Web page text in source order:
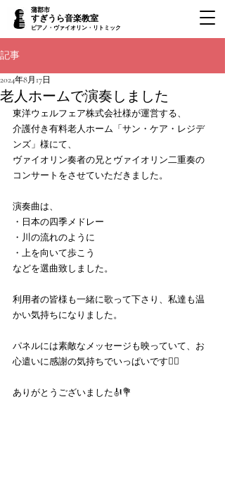
蒲郡市
すぎうら音楽教室
ピアノ・ヴァイオリン・リトミック
記事
老人ホームで演奏しました
2024年8月17日
東洋ウェルフェア株式会社様が運営する、
介護付き有料老人ホーム「サン・ケア・レジデ
ンズ」様にて、
ヴァイオリン奏者の兄とヴァイオリン二重奏の
コンサートをさせていただきました。
演奏曲は、
・日本の四季メドレー
・川の流れのように
・上を向いて歩こう
などを選曲致しました。
利用者の皆様も一緒に歌って下さり、私達も温
かい気持ちになりました。
パネルには素敵なメッセージも映っていて、お
心遣いに感謝の気持ちでいっぱいです🙇‍♀️
ありがとうございました🎻💐